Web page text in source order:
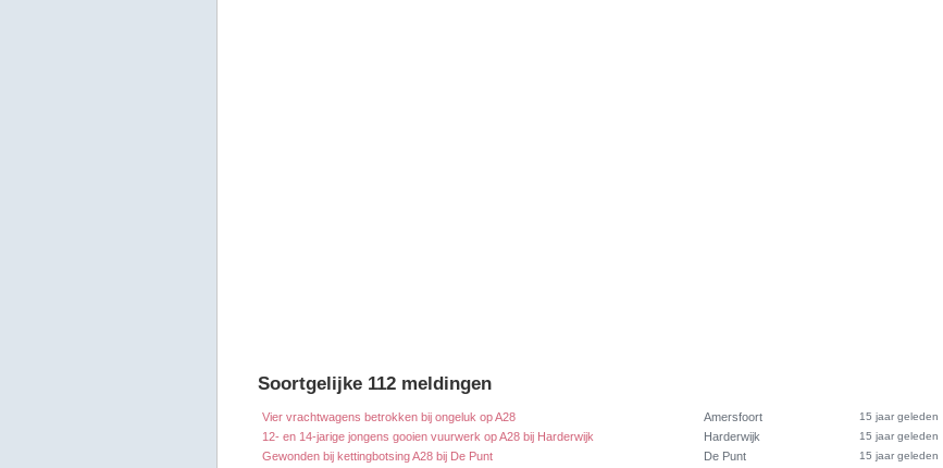
Soortgelijke 112 meldingen
Vier vrachtwagens betrokken bij ongeluk op A28 Amersfoort 15 jaar geleden
12- en 14-jarige jongens gooien vuurwerk op A28 bij Harderwijk Harderwijk 15 jaar geleden
Gewonden bij kettingbotsing A28 bij De Punt De Punt 15 jaar geleden